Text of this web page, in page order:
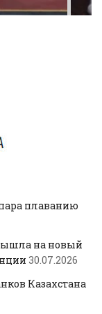
плаванию
на новый
30.07.2026
Казахстана